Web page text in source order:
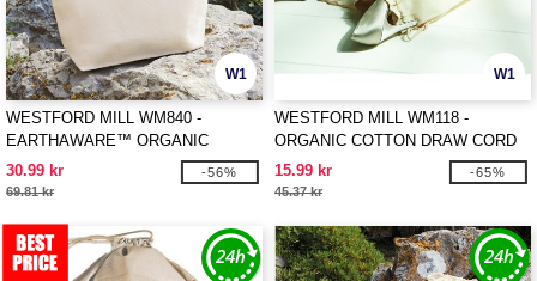
W1
WESTFORD MILL WM840 -
EARTHAWARE™ ORGANIC
ACCESSORY BAG
30.99 kr
69.81 kr
-56%
W1
WESTFORD MILL WM118 -
ORGANIC COTTON DRAW CORD
BAG
15.99 kr
45.37 kr
-65%